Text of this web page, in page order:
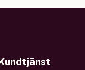
Kundtjänst